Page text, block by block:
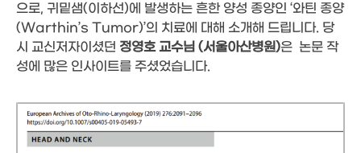
으로, 귀밑샘(이하선)에 발생하는 흔한 양성 종양인 ‘와틴 종양
(Warthin’s Tumor)’의 치료에 대해 소개해 드립니다. 당
시 교신저자이셨던 정영호 교수님 (서울아산병원)은 논문 작
성에 많은 인사이트를 주셨었습니다.